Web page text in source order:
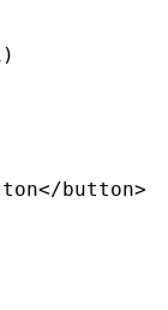
button>